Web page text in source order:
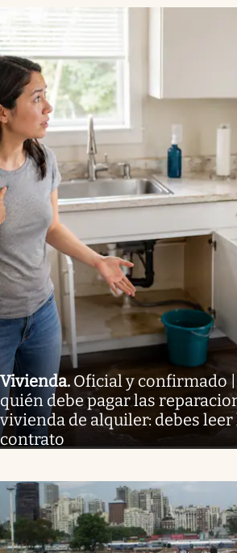
Vivienda. Oficial y confirmado |
quién debe pagar las
vivienda de alquiler: debes
contrato